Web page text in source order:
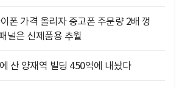
폰 가격 올리자 중고폰 주문량 2배 껑
널은 신제품용 추월
산 양재역 빌딩 450억에 내놨다